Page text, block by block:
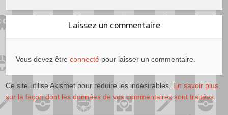
Laissez un commentaire
Vous devez êtreconnecté pour laisser un commentaire.
Ce site utilise Akismet pour réduire les indésirables. En savoir plus
sur la façon dont les données de vos commentaires sont traitées